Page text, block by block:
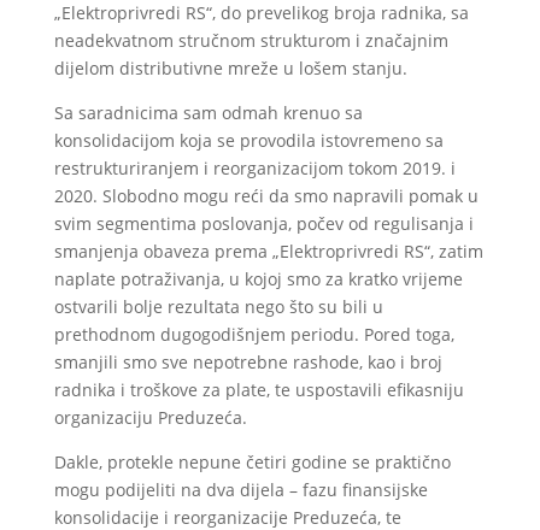
„Elektroprivredi RS“, do prevelikog broja radnika, sa
neadekvatnom stručnom strukturom i značajnim
dijelom distributivne mreže u lošem stanju.
Sa saradnicima sam odmah krenuo sa
konsolidacijom koja se provodila istovremeno sa
restrukturiranjem i reorganizacijom tokom 2019. i
2020. Slobodno mogu reći da smo napravili pomak u
svim segmentima poslovanja, počev od regulisanja i
smanjenja obaveza prema „Elektroprivredi RS“, zatim
naplate potraživanja, u kojoj smo za kratko vrijeme
ostvarili bolje rezultata nego što su bili u
prethodnom dugogodišnjem periodu. Pored toga,
smanjili smo sve nepotrebne rashode, kao i broj
radnika i troškove za plate, te uspostavili efikasniju
organizaciju Preduzeća.
Dakle, protekle nepune četiri godine se praktično
mogu podijeliti na dva dijela – fazu finansijske
konsolidacije i reorganizacije Preduzeća, te